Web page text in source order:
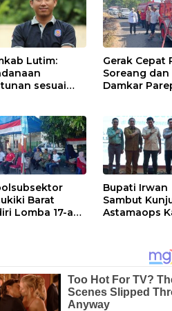
Lutim:
sesuai
Gerak Cepat
Soreang dan
Damkar
Barat
Lomba 17-an
Bupati Irwan
Sambut
Astamaops
Luwu Timur